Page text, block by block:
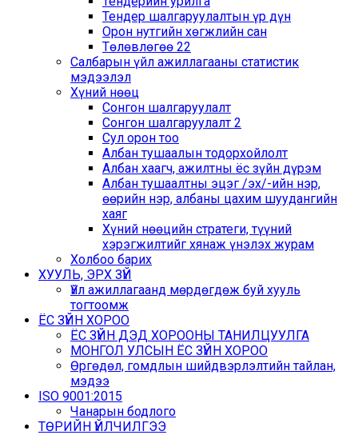
Тендер шалгаруулалтын үр дүн
Орон нутгийн хөгжлийн сан
Төлөвлөгөө 22
Cалбарын үйл ажиллагааны статистик
мэдээлэл
Хүний нөөц
Сонгон шалгаруулалт
Сонгон шалгаруулалт 2
Сул орон тоо
Албан тушаалын тодорхойлолт
Албан хаагч, ажилтны ёс зүйн дүрэм
Албан тушаалтны эцэг /эх/-ийн нэр,
өөрийн нэр, албаны цахим шуудангийн
хаяг
Хүний нөөцийн стратеги, түүний
хэрэгжилтийг хянаж үнэлэх журам
Холбоо барих
ХУУЛЬ, ЭРХ ЗҮЙ
Үйл ажиллагаанд мөрдөгдөж буй хууль
тогтоомж
ЁС ЗҮЙН ХОРОО
ЁС ЗҮЙН ДЭД ХОРООНЫ ТАНИЛЦУУЛГА
МОНГОЛ УЛСЫН ЁС ЗҮЙН ХОРОО
Өргөдөл, гомдлын шийдвэрлэлтийн тайлан,
мэдээ
ISO 9001:2015
Чанарын бодлого
ТӨРИЙН ҮЙЛЧИЛГЭЭ